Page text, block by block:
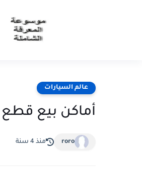
عالم السيارات
أماكن بيع قطع
roro منذ 4 سنة